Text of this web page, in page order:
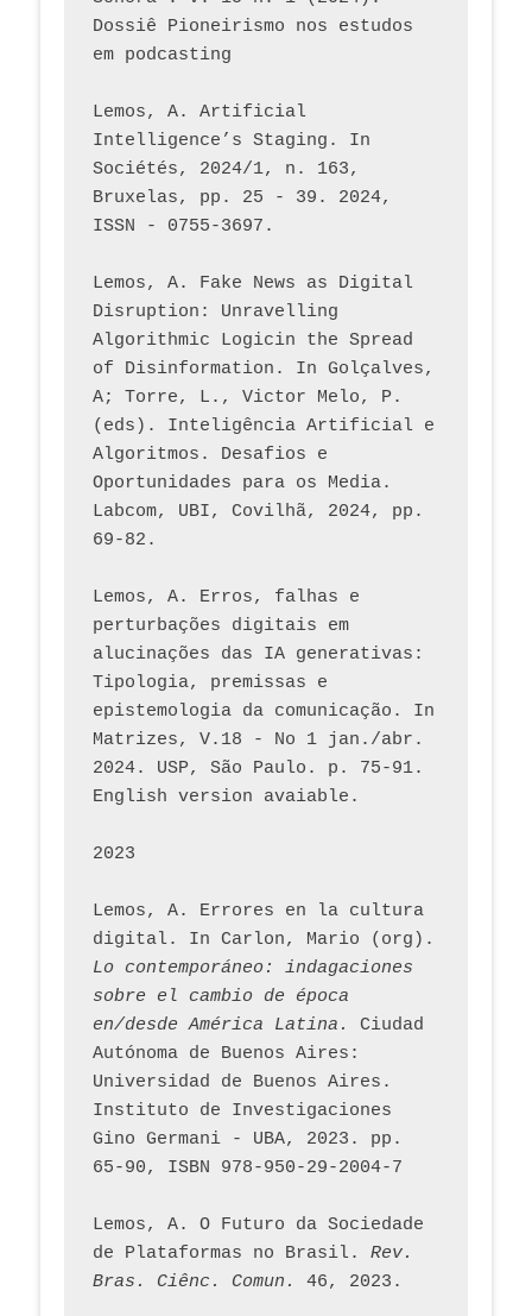
Dossiê Pioneirismo nos estudos
em podcasting
Lemos, A. Artificial
Intelligence’s Staging. In
Sociétés, 2024/1, n. 163,
Bruxelas, pp. 25 - 39. 2024,
ISSN - 0755-3697.
Lemos, A. Fake News as Digital
Disruption: Unravelling
Algorithmic Logicin the Spread
of Disinformation. In Golçalves,
A; Torre, L., Victor Melo, P.
(eds). Inteligência Artificial e
Algoritmos. Desafios e
Oportunidades para os Media.
Labcom, UBI, Covilhã, 2024, pp.
69-82.
Lemos, A. Erros, falhas e
perturbações digitais em
alucinações das IA generativas:
Tipologia, premissas e
epistemologia da comunicação. In
Matrizes, V.18 - No 1 jan./abr.
2024. USP, São Paulo. p. 75-91.
English version avaiable.
2023
Lemos, A. Errores en la cultura
Lo contemporáneo: indagaciones
sobre el cambio de época
en/desde América Latina.
Ciudad
Autónoma de Buenos Aires:
Universidad de Buenos Aires.
Instituto de Investigaciones
Gino Germani - UBA, 2023. pp.
65-90, ISBN 978-950-29-2004-7
Lemos, A. O Futuro da Sociedade
de Plataformas no Brasil. Rev.
Bras. Ciênc. Comun.